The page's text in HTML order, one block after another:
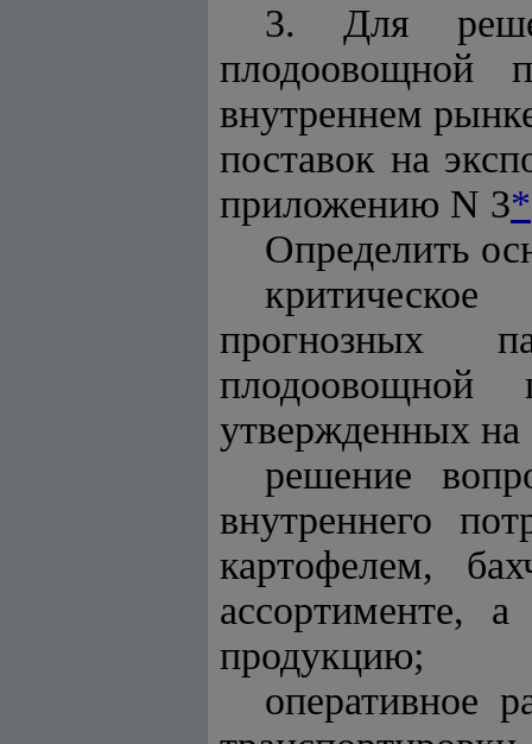
3. Для
плодоовощной
внутреннем
поставок на
приложению N 3*
Определить
прогнозных
плодоовощной
утвержденных на
решение
внутреннего
картофелем,
ассортименте,
продукцию;
оперативное